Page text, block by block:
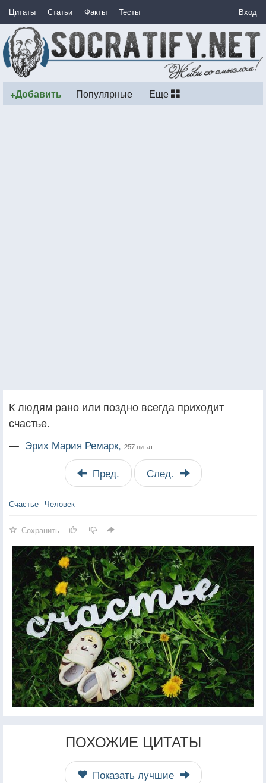
Цитаты Статьи Факты Тесты Вход
+Добавить Популярные Еще
К людям рано или поздно всегда приходит
счастье.
— Эрих Мария Ремарк, 257 цитат
Пред. След.
Счастье Человек
Сохранить
ПОХОЖИЕ ЦИТАТЫ
Показать лучшие